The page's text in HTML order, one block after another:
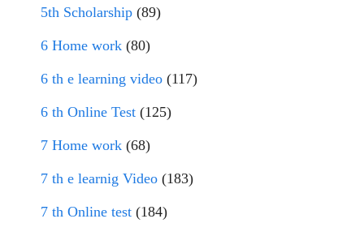
5th Scholarship (89)
6 Home work (80)
6 th e learning video (117)
6 th Online Test (125)
7 Home work (68)
7 th e learnig Video (183)
7 th Online test (184)